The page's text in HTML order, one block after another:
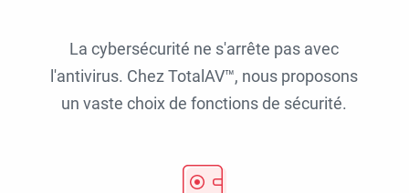
La cybersécurité ne s'arrête pas avec
l'antivirus. Chez TotalAV™, nous proposons
un vaste choix de fonctions de sécurité.